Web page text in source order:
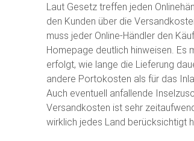
Laut Gesetz treffen jeden
den Kunden über die
muss jeder Online-Händler den
Homepage deutlich hinweisen. Es
erfolgt, wie lange die Lieferung
andere Portokosten als für das
Auch eventuell anfallende
Versandkosten ist sehr
wirklich jedes Land berücksichtigt